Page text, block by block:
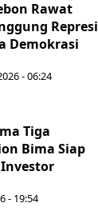
Rawat
Represi
Demokrasi
- 06:24
Tiga
Bima Siap
- 19:54